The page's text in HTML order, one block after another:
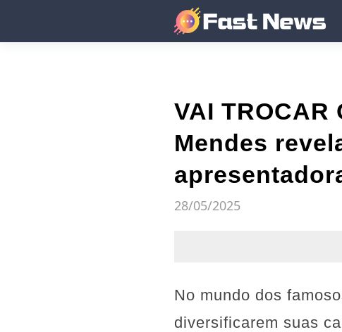
VAI TROCAR
Mendes
28/05/2025
No mundo dos
diversificarem suas